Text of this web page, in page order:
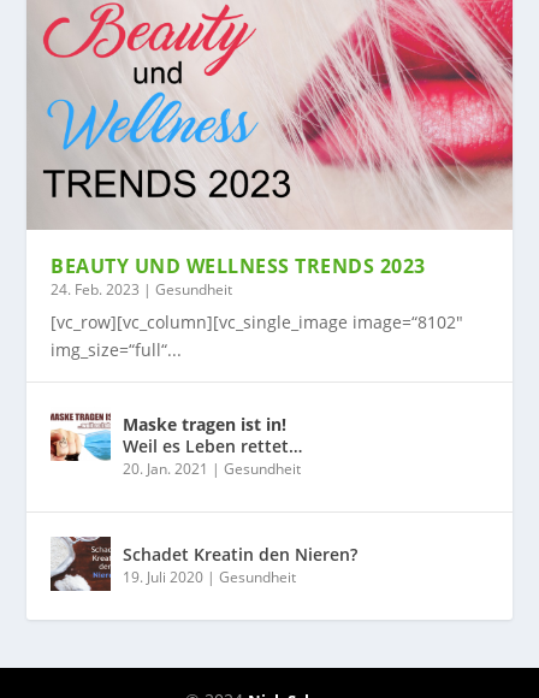
BEAUTY UND WELLNESS TRENDS 2023
24. Feb. 2023 |Gesundheit
[vc_row][vc_column][vc_single_image image=“8102″
img_size=“full“...
Maske tragen ist in!
Weil es Leben rettet…
20. Jan. 2021 |Gesundheit
Schadet Kreatin den Nieren?
19. Juli 2020 |Gesundheit